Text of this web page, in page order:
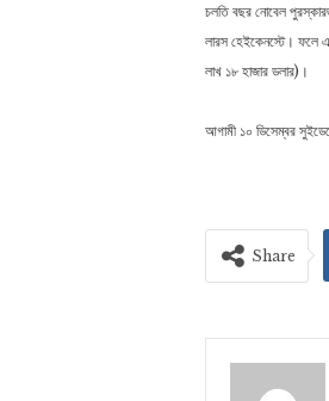
চলতি বছর নোবেল
লারস হেইকেনস্টে। ফলে
লাখ ১৮ হাজার ডলার)।
আগামী ১০ ডিসেম্বর
Share